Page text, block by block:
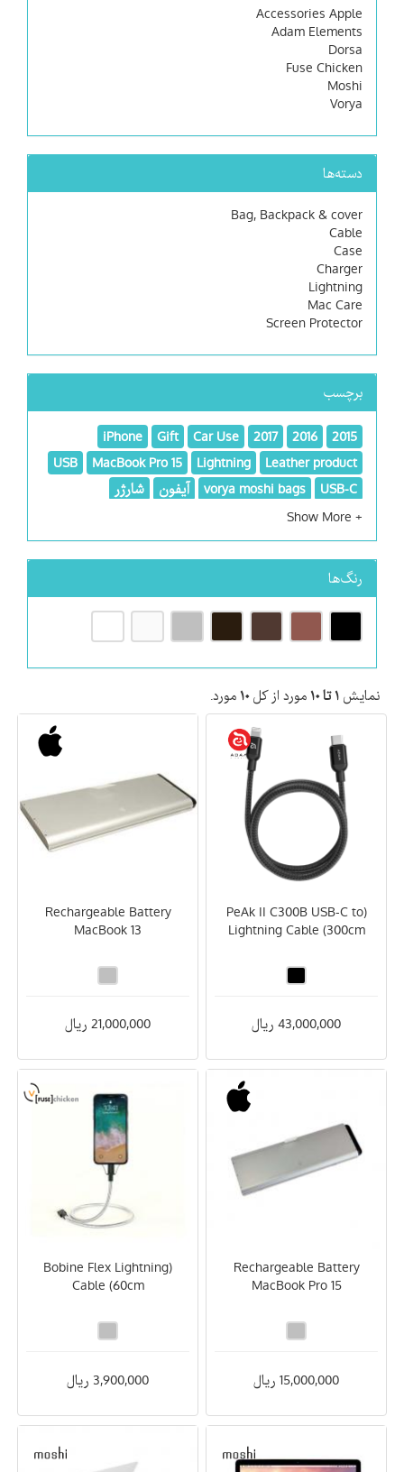
Accessories Apple
Adam Elements
Dorsa
Fuse Chicken
Moshi
Vorya
دسته‌ها
Bag, Backpack & cover
Cable
Case
Charger
Lightning
Mac Care
Screen Protector
برچسب
2015
2016
2017
Car Use
Gift
iPhone
Leather product
Lightning
MacBook Pro 15
USB
USB-C
vorya moshi bags آیفون
شارژر
محافظ مک بوک
مک بوک پرو
هدیه چرم کابل
کابل و آداپتور
کابل و گجت
رنگ‌ها
نمایش ۱ تا ۱۰ مورد از کل ۱۰ مورد.
(PeAk II C300B USB-C to
Lightning Cable (300cm
43,000,000 ریال
Rechargeable Battery
MacBook 13
21,000,000 ریال
Rechargeable Battery
MacBook Pro 15
15,000,000 ریال
(Bobine Flex Lightning
Cable (60cm
3,900,000 ریال